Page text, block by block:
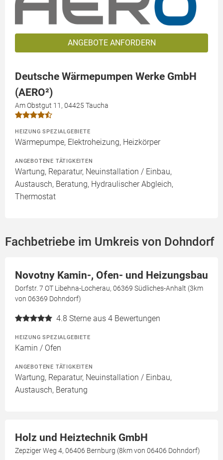
ANGEBOTE ANFORDERN
Deutsche Wärmepumpen Werke GmbH
(AERO²)
Am Obstgut 11, 04425 Taucha
HEIZUNG SPEZIALGEBIETE
Wärmepumpe, Elektroheizung, Heizkörper
ANGEBOTENE TÄTIGKEITEN
Wartung, Reparatur, Neuinstallation / Einbau,
Austausch, Beratung, Hydraulischer Abgleich,
Thermostat
Fachbetriebe im Umkreis von Dohndorf
Novotny Kamin-, Ofen- und Heizungsbau
Dorfstr. 7 OT Libehna-Locherau, 06369 Südliches-Anhalt (3km
von 06369 Dohndorf)
4.8 Sterne aus 4 Bewertungen
HEIZUNG SPEZIALGEBIETE
Kamin / Ofen
ANGEBOTENE TÄTIGKEITEN
Wartung, Reparatur, Neuinstallation / Einbau,
Austausch, Beratung
Holz und Heiztechnik GmbH
Zepziger Weg 4, 06406 Bernburg (8km von 06406 Dohndorf)